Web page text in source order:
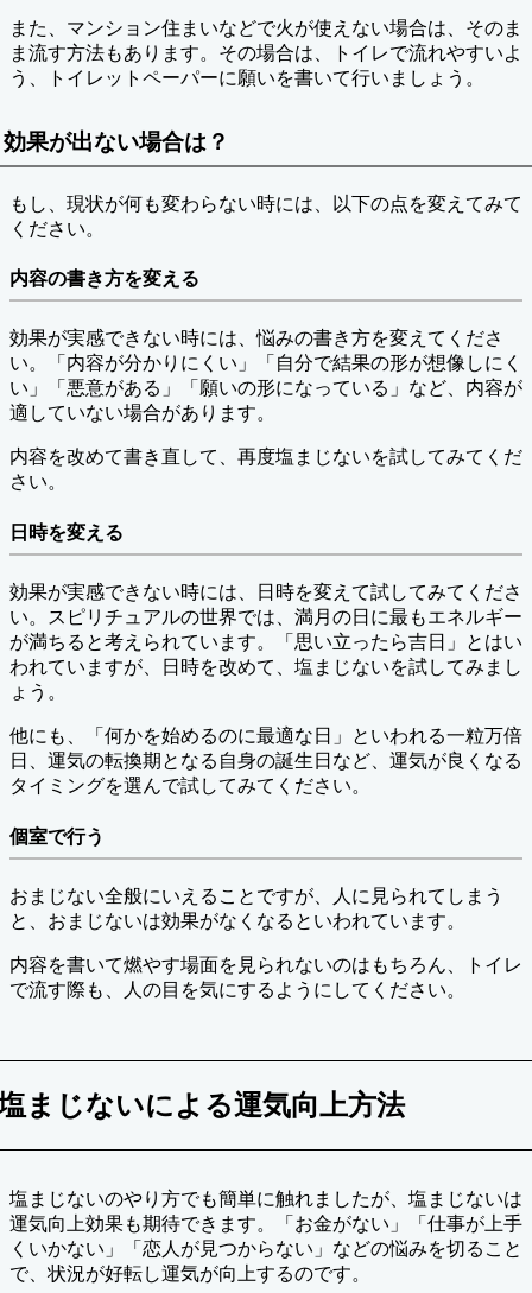
また、マンション住まいなどで火が使えない場合は、そのま
ま流す方法もあります。その場合は、トイレで流れやすいよ
う、トイレットペーパーに願いを書いて行いましょう。
効果が出ない場合は？
もし、現状が何も変わらない時には、以下の点を変えてみて
ください。
内容の書き方を変える
効果が実感できない時には、悩みの書き方を変えてくださ
い。「内容が分かりにくい」「自分で結果の形が想像しにく
い」「悪意がある」「願いの形になっている」など、内容が
適していない場合があります。
内容を改めて書き直して、再度塩まじないを試してみてくだ
さい。
日時を変える
効果が実感できない時には、日時を変えて試してみてくださ
い。スピリチュアルの世界では、満月の日に最もエネルギー
が満ちると考えられています。「思い立ったら吉日」とはい
われていますが、日時を改めて、塩まじないを試してみまし
ょう。
他にも、「何かを始めるのに最適な日」といわれる一粒万倍
日、運気の転換期となる自身の誕生日など、運気が良くなる
タイミングを選んで試してみてください。
個室で行う
おまじない全般にいえることですが、人に見られてしまう
と、おまじないは効果がなくなるといわれています。
内容を書いて燃やす場面を見られないのはもちろん、トイレ
で流す際も、人の目を気にするようにしてください。
まじないによる運気向上方法
塩まじないのやり方でも簡単に触れましたが、塩まじないは
運気向上効果も期待できます。「お金がない」「仕事が上手
くいかない」「恋人が見つからない」などの悩みを切ること
で、状況が好転し運気が向上するのです。